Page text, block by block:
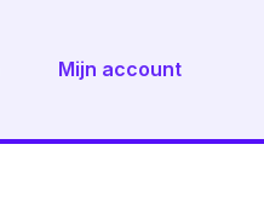
Mijn account